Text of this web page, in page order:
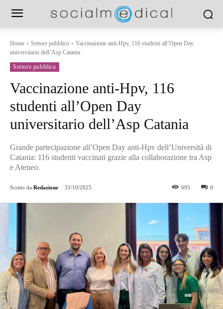
Home Settore pubblico
Vaccinazione anti-Hpv, 116 studenti all’Open Day
universitario dell’Asp Catania
Settore pubblico
Vaccinazione anti-Hpv, 116
studenti all’Open Day
universitario dell’Asp Catania
Grande partecipazione all’Open Day anti-Hpv dell’Università di
Catania: 116 studenti vaccinati grazie alla collaborazione tra Asp
e Ateneo.
Scritto da Redazione 31/10/2025 0
695